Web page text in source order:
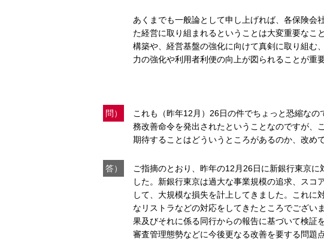
あくまでも一般論として申し上げれば、各保険会
た経営に取り組まれるということは大変重要なこ
構築や、経営基盤の強化に向けて真剣に取り組む
力の強化や利用者利便の向上が図られることが重
問）
これも（昨年12月）26日の件でちょっと恐縮な
務改善命令を発出されたということなのですが、
期待することはどういうところがあるのか、改め
答）
ご指摘のとおり、昨年の12月26日に新銀行東京
した。新銀行東京は過大な事業規模の追求、スコ
して、大規模な損失を計上してきました。これ
なリストラなどの対応をしてきたところでござい
果及びそれに係る同行からの報告に基づいて検証
審査管理態勢などに今後更なる改善を要する問題